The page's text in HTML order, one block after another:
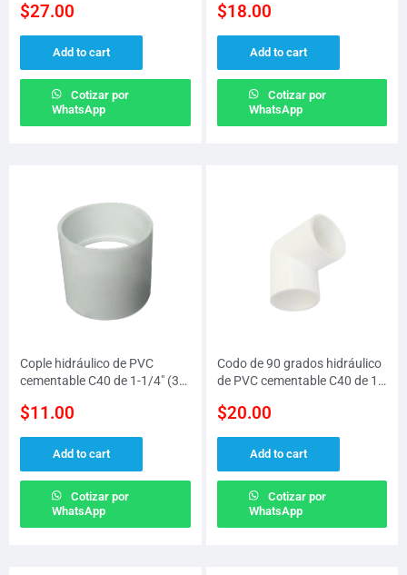
$27.00
Add to cart
Cotizar por
WhatsApp
$18.00
Add to cart
Cotizar por
WhatsApp
Cople hidráulico de PVC
cementable C40 de 1-1/4″ (32
$11.00
Add to cart
Cotizar por
WhatsApp
Codo de 90 grados hidráulico
de PVC cementable C40 de 1-
$20.00
Add to cart
Cotizar por
WhatsApp